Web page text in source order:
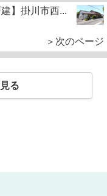
建】掛川市西...
＞次のページ
る